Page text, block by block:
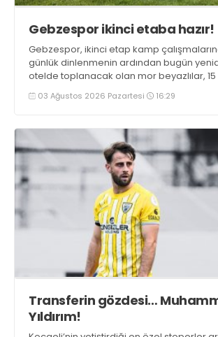
Gebzespor ikinci etaba hazır!
Gebzespor, ikinci etap kamp
günlük dinlenmenin ardından bugün
otelde toplanacak olan mor beyazlılar, 15
kadar hazırlıklarını aralıksız sürdürecek.
03 Ağustos 2026 Pazartesi 16:29
Transferin gözdesi…
Yıldırım!